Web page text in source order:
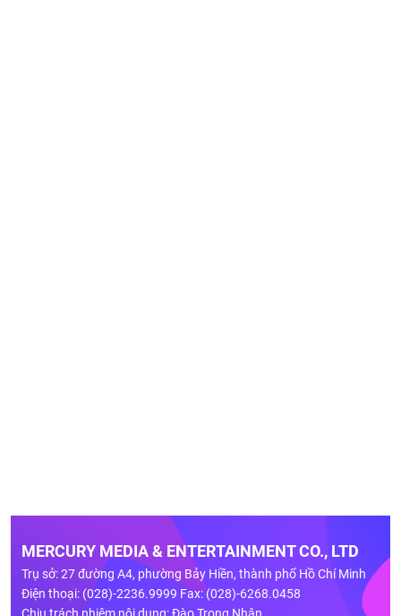
MERCURY MEDIA & ENTERTAINMENT CO., LTD
Trụ sở: 27 đường A4, phường Bảy Hiền, thành phố Hồ Chí Minh
Điện thoại: (028)-2236.9999 Fax: (028)-6268.0458
Chịu trách nhiệm nội dung: Đào Trọng Nhân